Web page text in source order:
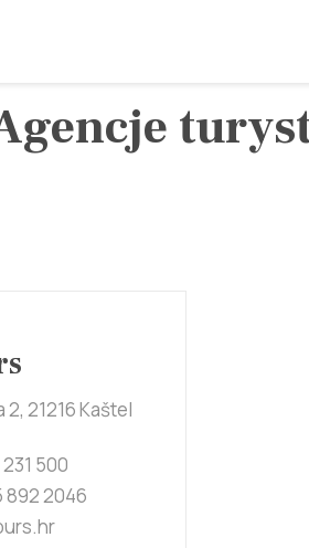
21216 Kaštel
500
892 2046